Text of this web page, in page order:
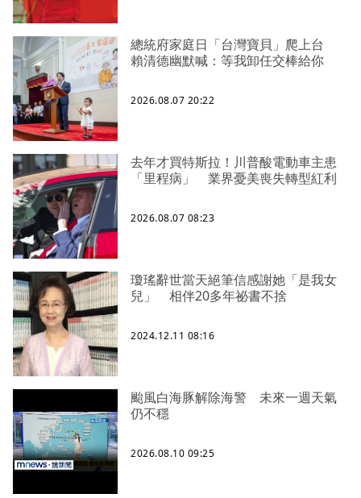
總統府家庭日「台灣寶貝」爬上台
賴清德幽默喊：等我卸任交棒給你
2026.08.07 20:22
去年才買特斯拉！川普酸電動車主患
「里程病」 業界憂美喪失轉型紅利
2026.08.07 08:23
瓊瑤辭世當天絕筆信感謝她「是我女
兒」 相伴20多年祕書不捨
2024.12.11 08:16
颱風白海豚解除海警 未來一週天氣
仍不穩
2026.08.10 09:25